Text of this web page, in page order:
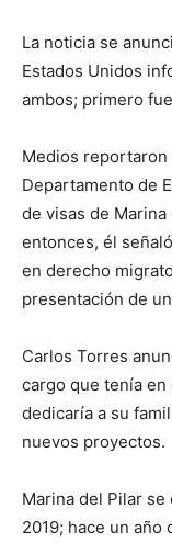
La noticia se
Estados Unidos
ambos; primero
Medios
Departamento de
de visas de
entonces, él
en derecho
presentación de
Carlos Torres
cargo que tenía
dedicaría a su
nuevos proyectos.
Marina del Pilar
2019; hace un